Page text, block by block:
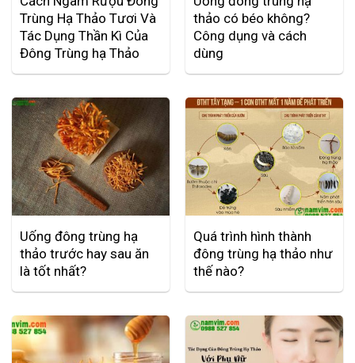
Trùng Hạ Thảo Tươi Và
Tác Dụng Thần Kì Của
Đông Trùng hạ Thảo
thảo có béo không?
Công dụng và cách
dùng
Uống đông trùng hạ
thảo trước hay sau ăn
là tốt nhất?
Quá trình hình thành
đông trùng hạ thảo như
thế nào?